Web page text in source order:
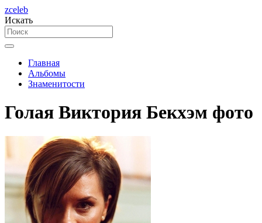
zceleb
Искать
Главная
Альбомы
Знаменитости
Голая Виктория Бекхэм фото